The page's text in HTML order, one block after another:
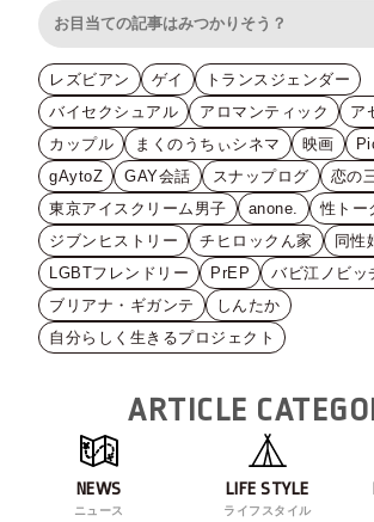
レズビアン ゲイ
トランスジェンダー
バイセクシュアル
アロマンティック
ア
カップル
まくのうちぃシネマ 映画
gAytoZ
GAY会話 スナップログ
恋の
東京アイスクリーム男子
anone.
性トー
ジブンヒストリー
チヒロックん家 同性
LGBTフレンドリー
PrEP
バビ江ノビッ
ブリアナ・ギガンテ
しんたか
自分らしく生きるプロジェクト
ARTICLE
NEWS
ニュース
LIFE STYLE
ライフスタイル